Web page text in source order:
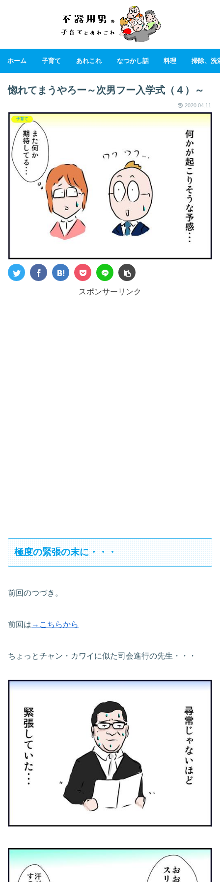
ホーム 子育て あれこれ なつかし話 料理 掃除、洗
惚れてまうやろー～次男フー入学式（４）～
2020.04.11
子育て
スポンサーリンク
極度の緊張の末に・・・
前回のつづき。
前回は →こちらから
ちょっとチャン・カワイに似た司会進行の先生・・・